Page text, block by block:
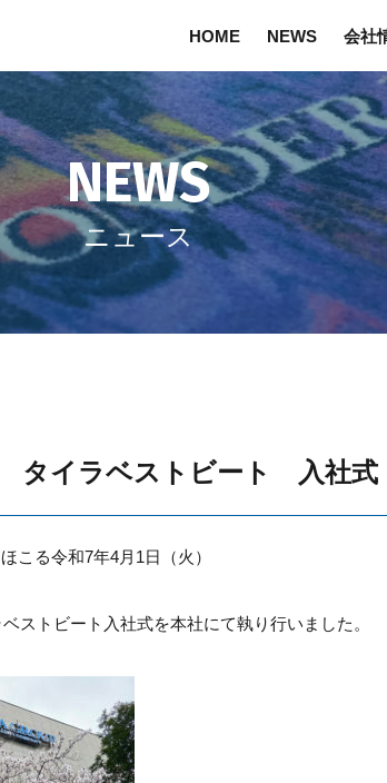
HOME NEWS 会社
NEWS
ニュース
タイラベストビート 入社式
こる令和7年4月1日（火）
ストビート入社式を本社にて執り行いました。